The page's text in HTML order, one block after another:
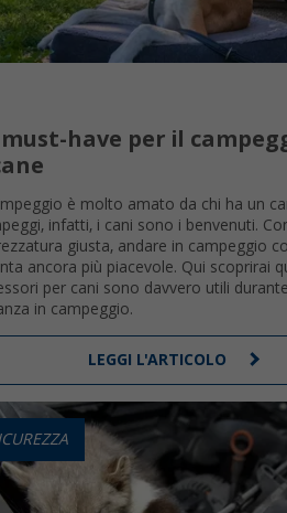
must-have per il
è molto amato da chi ha un
infatti, i cani sono i benvenuti.
giusta, andare in campeggio
ancora più piacevole. Qui scoprirai
per cani sono davvero utili
in campeggio.
LEGGI L'ARTICOLO